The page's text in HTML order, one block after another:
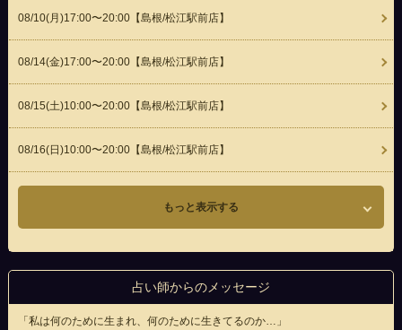
08/10(月 )17:00〜20:00【島根/松江駅前店】
08/14(金)17:00〜20:00【島根/松江駅前店】
08/15(土)10:00〜20:00【島根/松江駅前店】
08/16(日 )10:00〜20:00【島根/松江駅前店】
もっと表示する
占い師からのメッセージ
「私は何のために生まれ、何のために生きてるのか…」